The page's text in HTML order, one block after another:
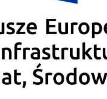
02/CIP/FENX/2025